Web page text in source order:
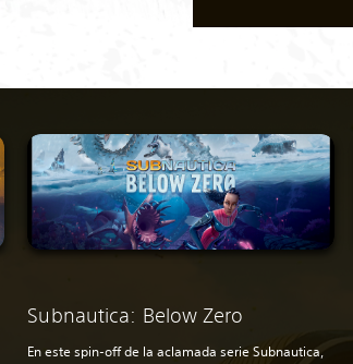
Subnautica: Below Zero
En este spin-off de la aclamada serie Subnautica,